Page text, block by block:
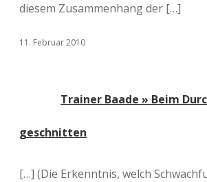
diesem Zusammenhang der […]
11. Februar 2010
Trainer Baade » Beim
geschnitten
[…] (Die Erkenntnis, welch